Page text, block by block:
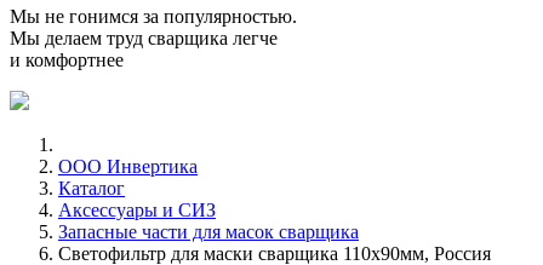
Мы не гонимся за популярностью.
Мы делаем труд сварщика легче
и комфортнее
ООО Инвертика
Каталог
Аксессуары и СИЗ
Запасные части для масок сварщика
Светофильтр для маски сварщика 110х90мм, Россия